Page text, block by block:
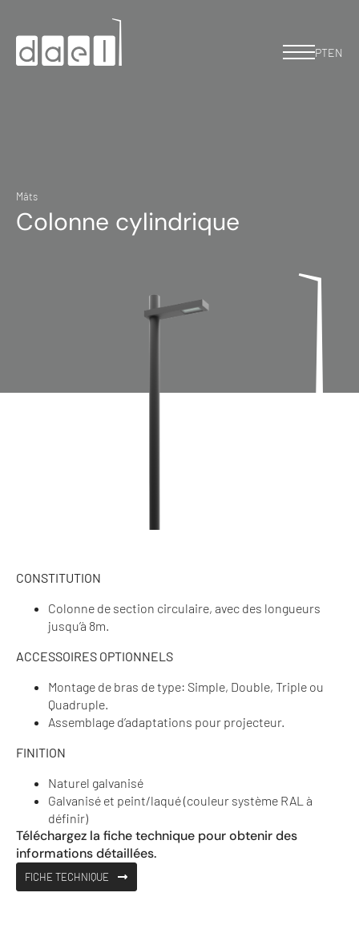
PTEN
Mâts
Colonne cylindrique
CONSTITUTION
Colonne de section circulaire, avec des longueurs
jusqu’à 8m.
ACCESSOIRES OPTIONNELS
Montage de bras de type: Simple, Double, Triple ou
Quadruple.
Assemblage d’adaptations pour projecteur.
FINITION
Naturel galvanisé
Galvanisé et peint/laqué (couleur système RAL à
définir)
Téléchargez la fiche technique pour obtenir des
informations détaillées.
FICHE TECHNIQUE